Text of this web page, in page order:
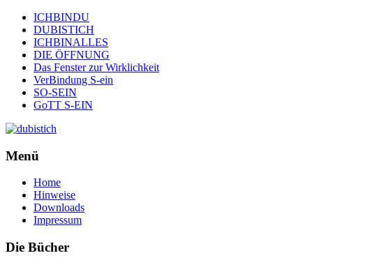
ICHBINDU
DUBISTICH
ICHBINALLES
DIE ÖFFNUNG
Das Fenster zur Wirklichkeit
VerBindung S-ein
SO-SEIN
GoTT S-EIN
Menü
Home
Hinweise
Downloads
Impressum
Die Bücher